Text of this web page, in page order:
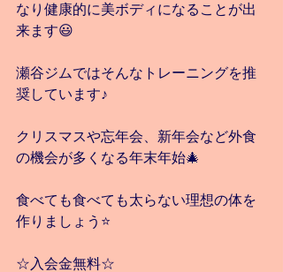
なり健康的に美ボディになることが出
来ます😃
瀬谷ジムではそんなトレーニングを推
奨しています♪
クリスマスや忘年会、新年会など外食
の機会が多くなる年末年始🎄
食べても食べても太らない理想の体を
作りましょう⭐️
☆入会金無料☆